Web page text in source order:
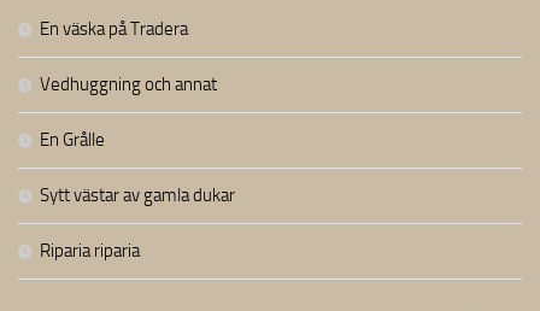
En väska på Tradera
Vedhuggning och annat
En Grålle
Sytt västar av gamla dukar
Riparia riparia